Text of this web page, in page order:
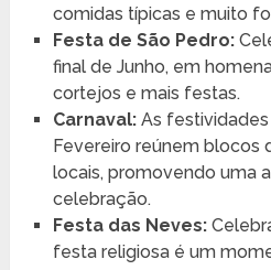
comidas típicas e muito
Festa de São Pedro:
final de Junho, em
cortejos e mais festas.
Carnaval:As festividades
Fevereiro reúnem blocos
locais, promovendo uma
celebração.
Festa das Neves:
festa religiosa é um